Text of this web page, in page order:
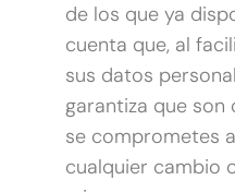
de los que ya
cuenta que, al
sus datos
garantiza que
se comprometes
cualquier cambio